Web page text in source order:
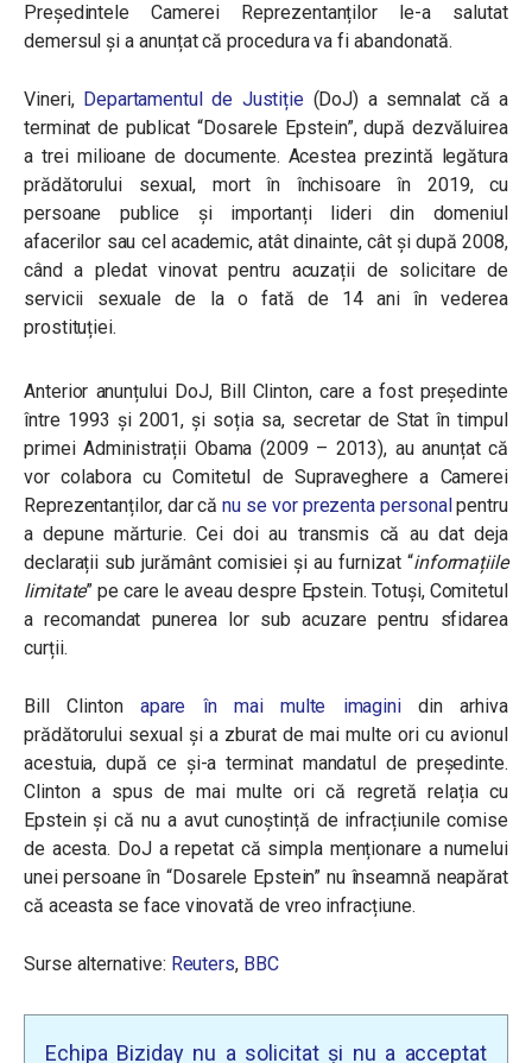
Președintele Camerei Reprezentanților le-a salutat
demersul și a anunțat că procedura va fi abandonată.
Vineri, Departamentul de Justiție (DoJ) a semnalat că a
terminat de publicat “Dosarele Epstein”, după dezvăluirea
a trei milioane de documente. Acestea prezintă legătura
prădătorului sexual, mort în închisoare în 2019, cu
persoane publice și importanți lideri din domeniul
afacerilor sau cel academic, atât dinainte, cât și după 2008,
când a pledat vinovat pentru acuzații de solicitare de
servicii sexuale de la o fată de 14 ani în vederea
prostituției.
Anterior anunțului DoJ, Bill Clinton, care a fost președinte
între 1993 și 2001, și soția sa, secretar de Stat în timpul
primei Administrații Obama (2009 – 2013), au anunțat că
vor colabora cu Comitetul de Supraveghere a Camerei
Reprezentanților, dar cănu se vor prezenta personalpentru
a depune mărturie. Cei doi au transmis că au dat deja
declarații sub jurământ comisiei și au furnizat “informațiile
limitate” pe care le aveau despre Epstein. Totuși, Comitetul
a recomandat punerea lor sub acuzare pentru sfidarea
curții.
Bill Clinton apare în mai multe imagini din arhiva
prădătorului sexual și a zburat de mai multe ori cu avionul
acestuia, după ce și-a terminat mandatul de președinte.
Clinton a spus de mai multe ori că regretă relația cu
Epstein și că nu a avut cunoștință de infracțiunile comise
de acesta. DoJ a repetat că simpla menționare a numelui
unei persoane în “Dosarele Epstein” nu înseamnă neapărat
că aceasta se face vinovată de vreo infracțiune.
Surse alternative: Reuters, BBC
Echipa Biziday nu a solicitat și nu a acceptat